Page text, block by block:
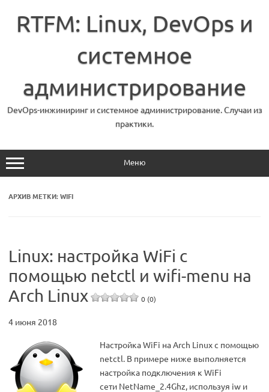
содержимому
RTFM: Linux, DevOps и
системное
администрирование
DevOps-инжиниринг и системное администрирование. Случаи из
практики.
Меню
АРХИВ МЕТКИ:WIFI
Linux: настройка WiFi с
помощью netctl и wifi-menu на
Arch Linux
0 (0)
4 июня 2018
Настройка WiFi на Arch Linux с помощью
netctl. В примере ниже выполняется
настройка подключения к WiFi
сети NetName_2.4Ghz, используя iw и